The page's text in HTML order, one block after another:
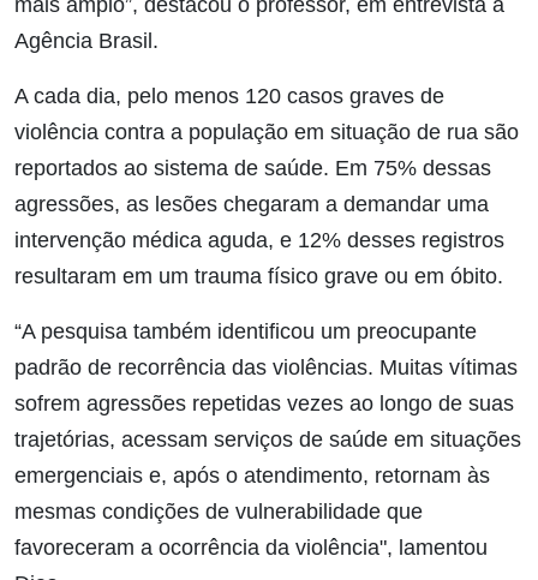
mais amplo”, destacou o professor, em entrevista à
Agência Brasil.
A cada dia, pelo menos 120 casos graves de
violência contra a população em situação de rua são
reportados ao sistema de saúde. Em 75% dessas
agressões, as lesões chegaram a demandar uma
intervenção médica aguda, e 12% desses registros
resultaram em um trauma físico grave ou em óbito.
“A pesquisa também identificou um preocupante
padrão de recorrência das violências. Muitas vítimas
sofrem agressões repetidas vezes ao longo de suas
trajetórias, acessam serviços de saúde em situações
emergenciais e, após o atendimento, retornam às
mesmas condições de vulnerabilidade que
favoreceram a ocorrência da violência", lamentou